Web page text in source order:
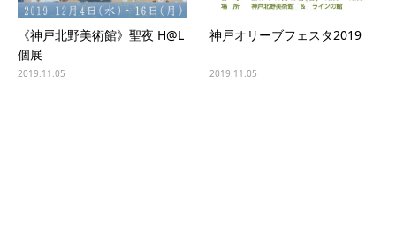
《神戸北野美術館》聖夜 H@L
個展
2019.11.05
神戸オリーブフェスタ2019
2019.11.05